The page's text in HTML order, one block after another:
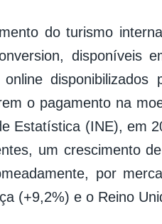
do turismo
disponíveis
disponibilizados
o pagamento na
Estatística (INE), em
um crescimento
por
(+9,2%) e o Reino